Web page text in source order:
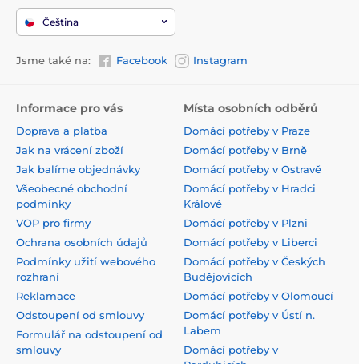
Čeština
Jsme také na: Facebook Instagram
Informace pro vás
Doprava a platba
Jak na vrácení zboží
Jak balíme objednávky
Všeobecné obchodní
podmínky
VOP pro firmy
Ochrana osobních údajů
Podmínky užití webového
rozhraní
Reklamace
Odstoupení od smlouvy
Formulář na odstoupení od
smlouvy
Místa osobních odběrů
Domácí potřeby v Praze
Domácí potřeby v Brně
Domácí potřeby v Ostravě
Domácí potřeby v Hradci
Králové
Domácí potřeby v Plzni
Domácí potřeby v Liberci
Domácí potřeby v Českých
Budějovicích
Domácí potřeby v Olomoucí
Domácí potřeby v Ústí n.
Labem
Domácí potřeby v